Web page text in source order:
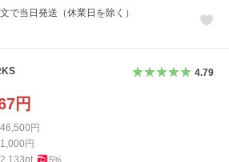
で当日発送（休業日を除く）
4.79
円
46,500円
1,000円
2,133pt 5%